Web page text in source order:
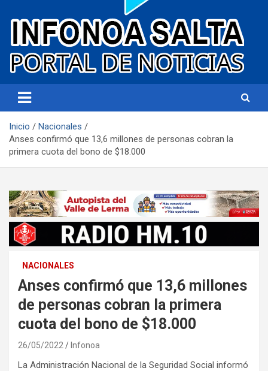
Infonoa Salta
Inicio
Nacionales
Anses confirmó que 13,6 millones de personas cobran la
primera cuota del bono de $18.000
NACIONALES
Anses confirmó que 13,6 millones
de personas cobran la primera
cuota del bono de $18.000
26/05/2022 Infonoa
La Administración Nacional de la Seguridad Social informó